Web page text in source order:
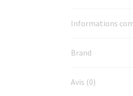
Informations
Brand
Avis (0)